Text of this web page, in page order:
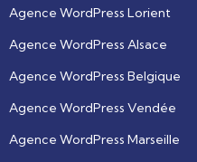
Agence WordPress Lorient
Agence WordPress Alsace
Agence WordPress Belgique
Agence WordPress Vendée
Agence WordPress Marseille